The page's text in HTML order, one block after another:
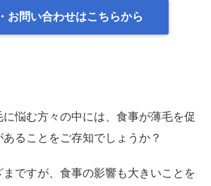
お問い合わせはこちらから
悩む方々の中には、食事が薄毛を促
ることをご存知でしょうか？
ですが、食事の影響も大きいことを